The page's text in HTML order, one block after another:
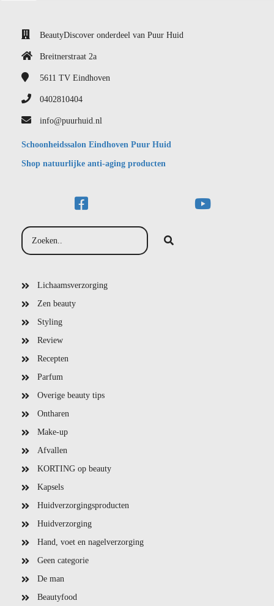
BeautyDiscover onderdeel van Puur Huid
Breitnerstraat 2a
5611 TV Eindhoven
0402810404
info@puurhuid.nl
Schoonheidssalon Eindhoven Puur Huid
Shop natuurlijke anti-aging producten
Lichaamsverzorging
Zen beauty
Styling
Review
Recepten
Parfum
Overige beauty tips
Ontharen
Make-up
Afvallen
KORTING op beauty
Kapsels
Huidverzorgingsproducten
Huidverzorging
Hand, voet en nagelverzorging
Geen categorie
De man
Beautyfood